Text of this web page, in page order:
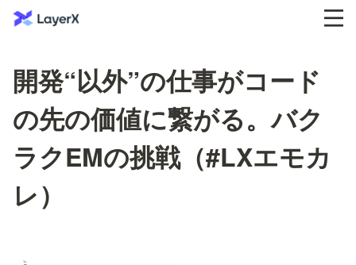
開発“以外”の仕事がコード
の先の価値に繋がる。バク
ラクEMの挑戦（#LXエモカ
レ）